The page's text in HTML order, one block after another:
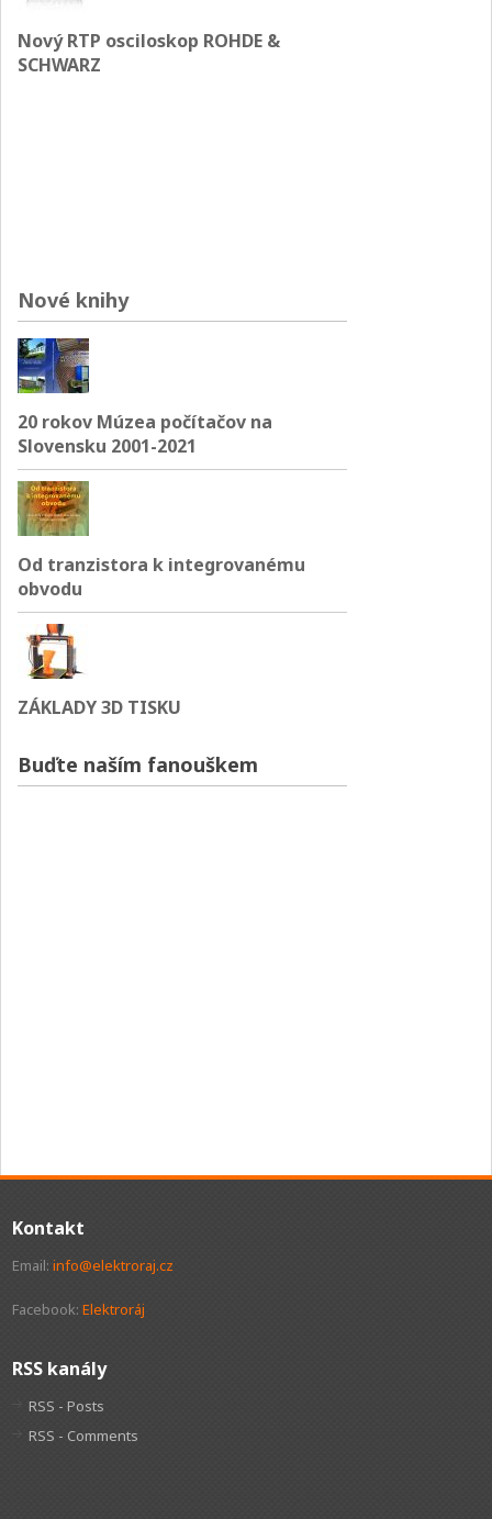
Nový RTP osciloskop ROHDE &
SCHWARZ
Nové knihy
20 rokov Múzea počítačov na
Slovensku 2001-2021
Od tranzistora k integrovanému
obvodu
ZÁKLADY 3D TISKU
Buďte naším fanouškem
Kontakt
Email:info@elektroraj.cz
Facebook:Elektroráj
RSS kanály
RSS - Posts
RSS - Comments